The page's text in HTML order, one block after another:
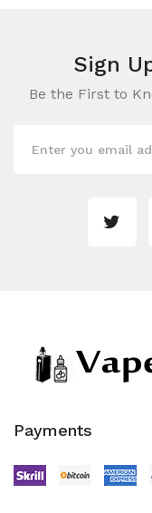
Sign
Be the First to
Payments